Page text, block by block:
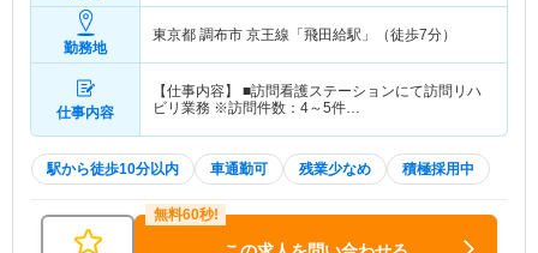
勤務地
東京都 調布市 京王線「飛田給駅」（徒歩7分）
仕事内容
【仕事内容】 ■訪問看護ステーションにて訪問リハ
ビリ業務 ※訪問件数：4～5件…
駅から徒歩10分以内 車通勤可 残業少なめ 積極採用中